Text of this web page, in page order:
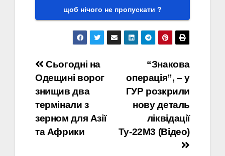
щоб нічого не пропускати ?
Навігація
записів
“Знакова
операція”, – у
ГУР розкрили
нову деталь
ліквідації
Ту-22М3 (Відео)
Сьогодні на
Одещині ворог
знищив два
термінали з
зерном для Азії
та Африки